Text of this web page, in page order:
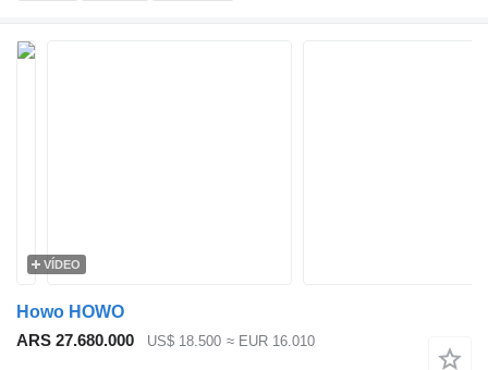
VÍDEO
Howo HOWO
ARS 27.680.000
US$ 18.500 ≈ EUR 16.010